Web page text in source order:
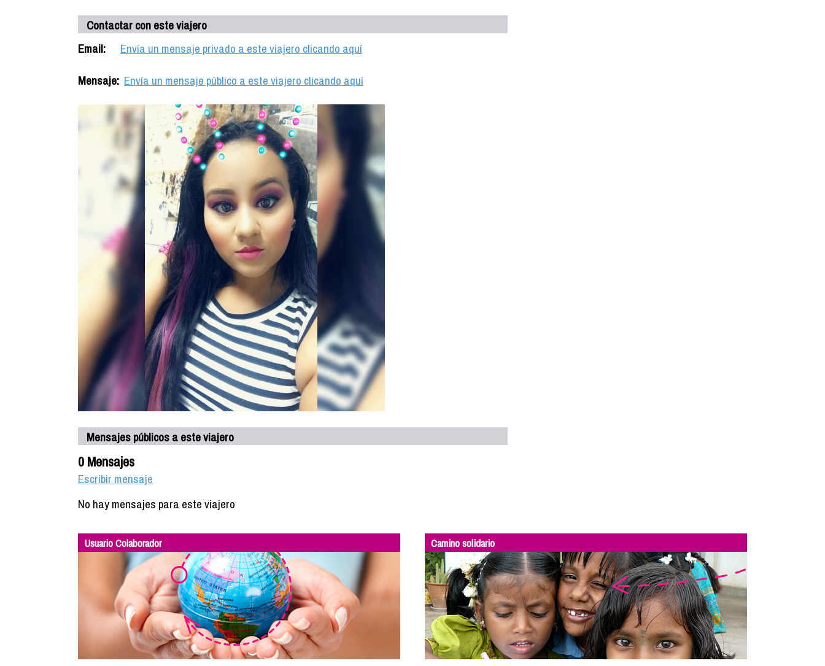
Contactar con este viajero
Email:
Envía un mensaje privado a este viajero clicando aquí
Mensaje: Envía un mensaje público a este viajero clicando aquí
Mensajes públicos a este viajero
0 Mensajes
Escribir mensaje
No hay mensajes para este viajero
Usuario Colaborador Camino solidario